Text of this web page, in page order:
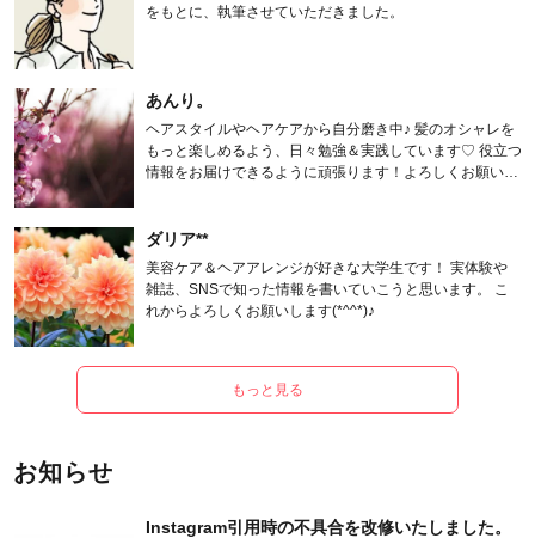
をもとに、執筆させていただきました。
あんり。
ヘアスタイルやヘアケアから自分磨き中♪ 髪のオシャレを
もっと楽しめるよう、日々勉強＆実践しています♡ 役立つ
情報をお届けできるように頑張ります！よろしくお願いし
ダリア**
美容ケア＆ヘアアレンジが好きな大学生です！ 実体験や
雑誌、SNSで知った情報を書いていこうと思います。 こ
れからよろしくお願いします(*^^*)♪
もっと見る
お知らせ
Instagram引用時の不具合を改修いたしました。